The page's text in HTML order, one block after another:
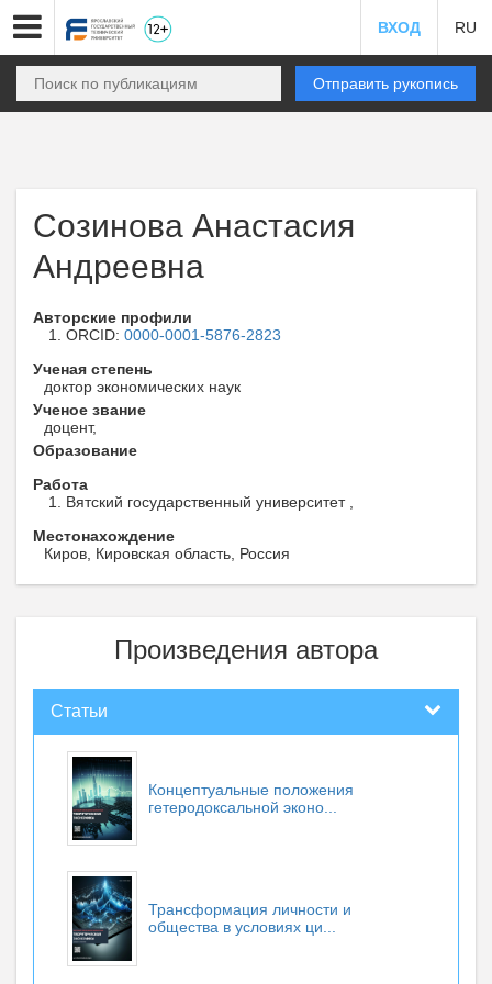
ВХОД RU
Отправить рукопись
Созинова Анастасия
Андреевна
Авторские профили
ORCID: 0000-0001-5876-2823
Ученая степень
доктор экономических наук
Ученое звание
доцент,
Образование
Работа
Вятский государственный университет ,
Местонахождение
Киров, Кировская область, Россия
Произведения автора
Статьи
Концептуальные положения
гетеродоксальной эконо...
Трансформация личности и
общества в условиях ци...